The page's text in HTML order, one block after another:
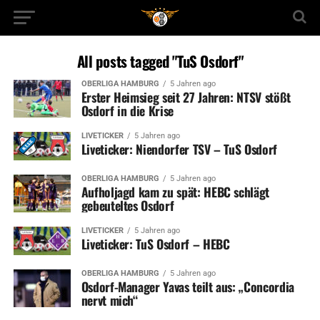
All posts tagged "TuS Osdorf"
OBERLIGA HAMBURG 5 Jahren ago
Erster Heimsieg seit 27 Jahren: NTSV stößt
Osdorf in die Krise
LIVETICKER 5 Jahren ago
Liveticker: Niendorfer TSV – TuS Osdorf
OBERLIGA HAMBURG 5 Jahren ago
Aufholjagd kam zu spät: HEBC schlägt
gebeuteltes Osdorf
LIVETICKER 5 Jahren ago
Liveticker: TuS Osdorf – HEBC
OBERLIGA HAMBURG 5 Jahren ago
Osdorf-Manager Yavas teilt aus: „Concordia
nervt mich“